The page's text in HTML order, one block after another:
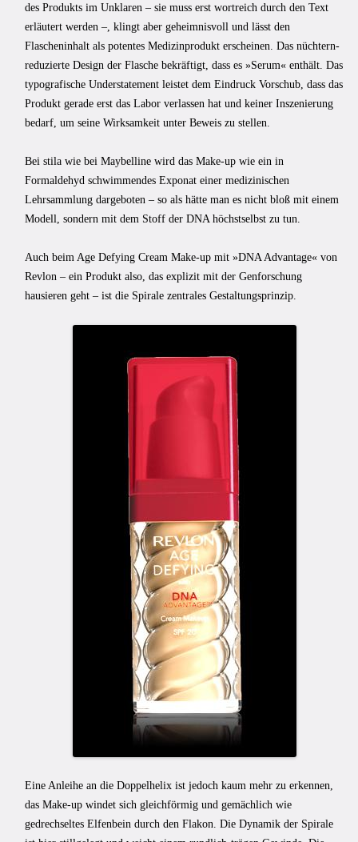
des Produkts im Unklaren – sie muss erst wortreich durch den Text
erläutert werden –, klingt aber geheimnisvoll und lässt den
Flascheninhalt als potentes Medizinprodukt erscheinen. Das nüchtern-
reduzierte Design der Flasche bekräftigt, dass es »Serum« enthält. Das
typografische Understatement leistet dem Eindruck Vorschub, dass das
Produkt gerade erst das Labor verlassen hat und keiner Inszenierung
bedarf, um seine Wirksamkeit unter Beweis zu stellen.
Bei stila wie bei Maybelline wird das Make-up wie ein in
Formaldehyd schwimmendes Exponat einer medizinischen
Lehrsammlung dargeboten – so als hätte man es nicht bloß mit einem
Modell, sondern mit dem Stoff der DNA höchstselbst zu tun.
Auch beim Age Defying Cream Make-up mit »DNA Advantage« von
Revlon – ein Produkt also, das explizit mit der Genforschung
hausieren geht – ist die Spirale zentrales Gestaltungsprinzip.
Eine Anleihe an die Doppelhelix ist jedoch kaum mehr zu erkennen,
das Make-up windet sich gleichförmig und gemächlich wie
gedrechseltes Elfenbein durch den Flakon. Die Dynamik der Spirale